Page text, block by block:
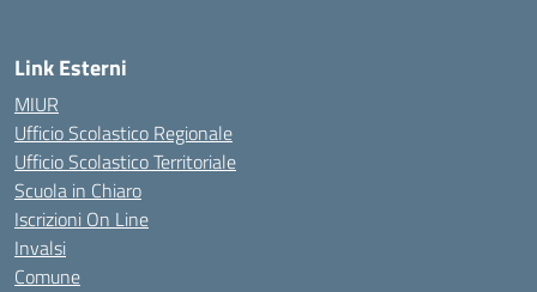
Link Esterni
MIUR
Ufficio Scolastico Regionale
Ufficio Scolastico Territoriale
Scuola in Chiaro
Iscrizioni On Line
Invalsi
Comune